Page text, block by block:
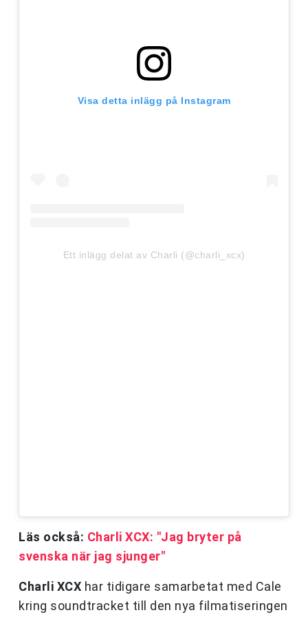
Visa detta inlägg på Instagram
Ett inlägg delat av Charli (@charli_xcx)
Läs också: Charli XCX: "Jag bryter på
svenska när jag sjunger"
Charli XCX har tidigare samarbetat med Cale
kring soundtracket till den nya filmatiseringen